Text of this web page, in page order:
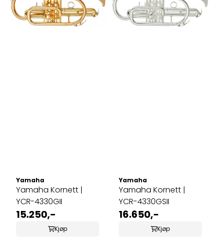
Yamaha
Yamaha Kornett |
YCR-4330GII
15.250,-
Kjøp
Yamaha
Yamaha Kornett |
YCR-4330GSII
16.650,-
Kjøp